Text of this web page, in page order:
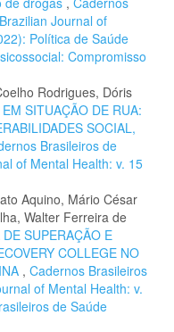
Journal of
Política de Saúde
Compromisso
Rodrigues, Dóris
SITUAÇÃO DE RUA:
SOCIAL,
Brasileiros de
of Mental Health: v. 15
Aquino, Mário César
Walter Ferreira de
SUPERAÇÃO E
COLLEGE NO
, Cadernos Brasileiros
of Mental Health: v.
de Saúde